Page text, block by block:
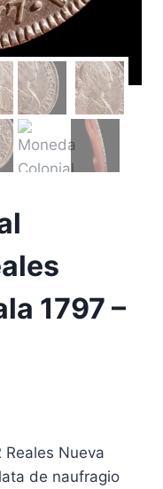
1797 –
Reales Nueva
de naufragio